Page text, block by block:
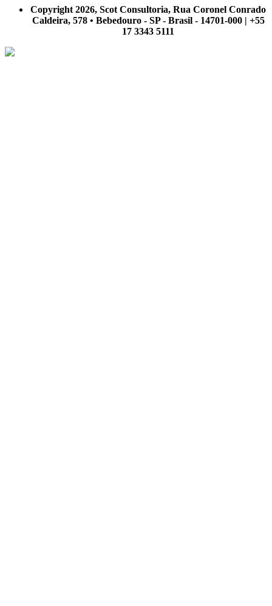
Copyright 2026, Scot Consultoria, Rua Coronel Conrado
Caldeira, 578 • Bebedouro - SP - Brasil - 14701-000 | +55
17 3343 5111